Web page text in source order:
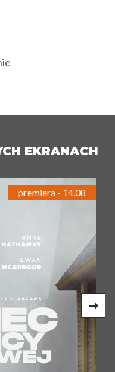
EKRANACH
premiera - 14.08